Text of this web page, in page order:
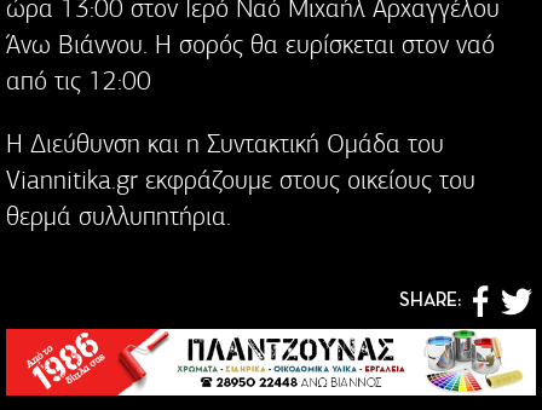
ώρα 13:00 στον Ιερό Ναό Μιχαήλ Αρχαγγέλου
Άνω Βιάννου. Η σορός θα ευρίσκεται στον ναό
από τις 12:00
Η Διεύθυνση και η Συντακτική Ομάδα του
Viannitika.gr εκφράζουμε στους οικείους του
θερμά συλλυπητήρια.
SHARE: